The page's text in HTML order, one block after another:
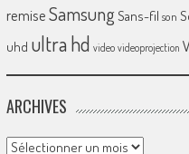
remiseSamsungSans-fil son
uhd ultra hd video videoprojection
ARCHIVES
Archives